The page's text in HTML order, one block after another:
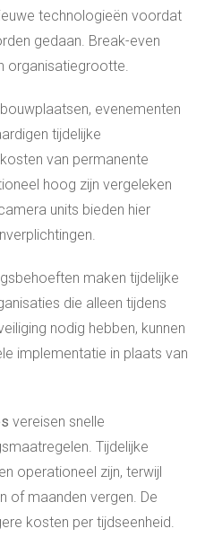
technologieën voordat
gedaan. Break-even
organisatiegrootte.
evenementen
tijdelijke
van permanente
hoog zijn vergeleken
units bieden hier
maken tijdelijke
die alleen tijdens
nodig hebben, kunnen
implementatie in plaats van
vereisen snelle
Tijdelijke
operationeel zijn, terwijl
of maanden vergen. De
kosten per tijdseenheid.